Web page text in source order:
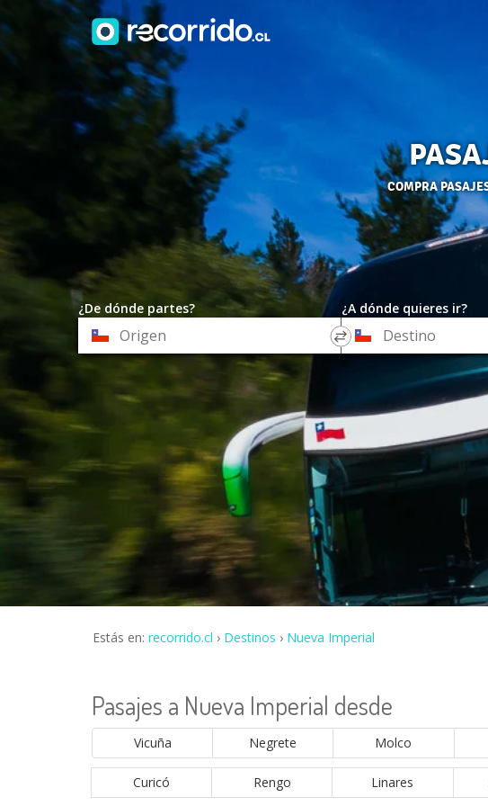
COMPRA
¿De dónde partes? ¿A dónde quieres ir?
Origen
*
Destino
Estás en: recorrido.cl Destinos Nueva Imperial
Pasajes a Nueva Imperial desde
Vicuña Negrete Molco
Curicó Rengo Linares